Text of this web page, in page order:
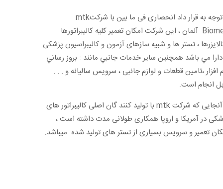
با توجه به قرار داد انحصاری فی ما بین با شرکتmtk
Biomed آلمان ، این شرکت امکان تعمیر کلیه کالیبراتورها
، تستر ها و شبیه سازهای آزمون و کالیبراسیون پزشکی
دارا مي باشد همچنین ساير خدمات جانبي مانند : بروز رساني
افزار ،تامین قطعات و لوازم جانبی ، سرویس سالیانه و . . .
انجام است.
از آنجایی که شرکت mtk با تولید کنند گان اصلی کالیبراتور های
در آمریکا و اروپا همکاری طولانی مدت داشته است ،
تعمیر و سرویس بسیاری از تستر های تولید شده میباشد.